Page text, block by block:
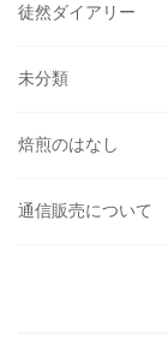
徒然ダイアリー
未分類
焙煎のはなし
通信販売について